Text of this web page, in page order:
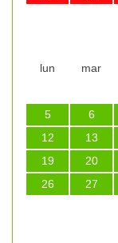
lun
mar
5
6
12
13
19
20
26
27